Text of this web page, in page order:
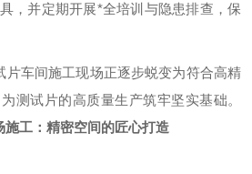
，并定期开展*全培训与隐患排查，保
片车间施工现场正逐步蜕变为符合高精
测试片的高质量生产筑牢坚实基础。
施工 ：精密空间的匠心打造